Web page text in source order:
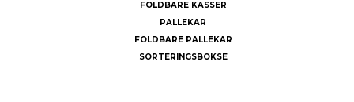
FOLDBARE KASSER
PALLEKAR
FOLDBARE PALLEKAR
SORTERINGSBOKSE